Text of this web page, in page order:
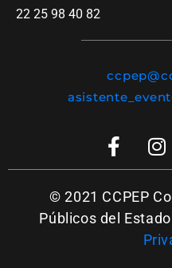
22 25 98 40 82
© 2021 CCPEP
Públicos del